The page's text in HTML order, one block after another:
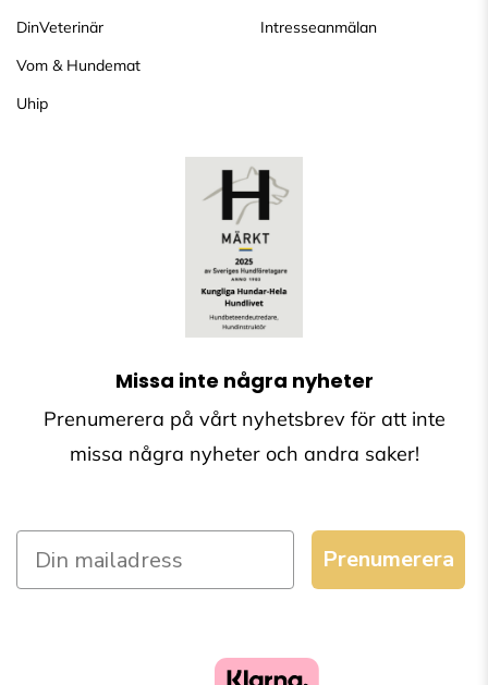
DinVeterinär
Vom & Hundemat
Uhip
Intresseanmälan
Missa inte några nyheter
Prenumerera på vårt nyhetsbrev för att inte
missa några nyheter och andra saker!
Prenumerera